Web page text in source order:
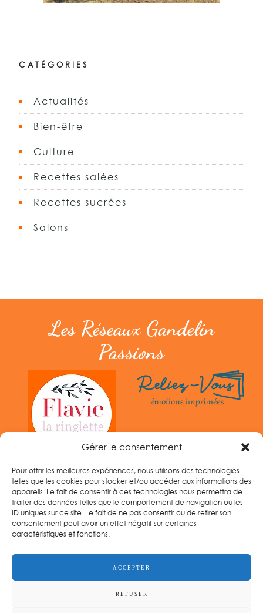
Gérer le consentement
Pour offrir les meilleures expériences, nous utilisons des technologies
telles que les cookies pour stocker et/ou accéder aux informations des
appareils. Le fait de consentir à ces technologies nous permettra de
traiter des données telles que le comportement de navigation ou les
ID uniques sur ce site. Le fait de ne pas consentir ou de retirer son
consentement peut avoir un effet négatif sur certaines
caractéristiques et fonctions.
ACCEPTER
REFUSER
CATÉGORIES
Actualités
Bien-être
Culture
Recettes salées
Recettes sucrées
Salons
Les Réseaux Gandelin
Passions